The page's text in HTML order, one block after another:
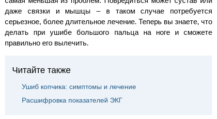
даже связки и мышцы – в таком случае потребуется
серьезное, более длительное лечение. Теперь вы знаете, что
делать при ушибе большого пальца на ноге и сможете
правильно его вылечить.
Читайте также
Ушиб копчика: симптомы и лечение
Расшифровка показателей ЭКГ